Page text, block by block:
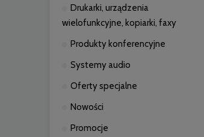
Drukarki, urządzenia
wielofunkcyjne, kopiarki, faxy
Produkty konferencyjne
Systemy audio
Oferty specjalne
Nowości
Promocje